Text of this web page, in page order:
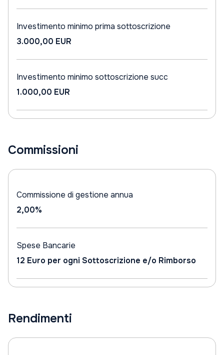
Investimento minimo prima sottoscrizione
3.000,00 EUR
Investimento minimo sottoscrizione succ
1.000,00 EUR
Commissioni
Commissione di gestione annua
2,00%
Spese Bancarie
12 Euro per ogni Sottoscrizione e/o Rimborso
Rendimenti